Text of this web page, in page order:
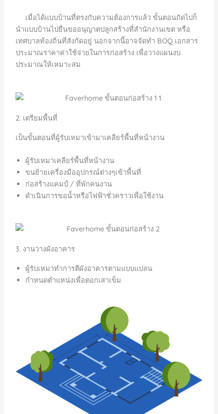
เมื่อได้แบบบ้านที่ตรงกับความต้องการแล้ว ขั้นตอนถัดไปก็
นำแบบบ้านไปยื่นขออนุญาตปลูกสร้างที่สำนักงานเขต หรือ
เทศบาลท้องถิ่นที่สังกัดอยู่ นอกจากนี้อาจจัดทำ BOQ เอกสาร
ประมาณราคาค่าใช้จ่ายในการก่อสร้าง เพื่อวางแผนงบ
ประมาณให้เหมาะสม
2. เตรียมพื้นที่
เป็นขั้นตอนที่ผู้รับเหมาเข้ามาเคลียร์พื้นที่หน้างาน
ผู้รับเหมาเคลียร์พื้นที่หน้างาน
ขนย้ายเครี่องมืออุปกรณ์ต่างๆเข้าพื้นที่
ก่อสร้างแคมป์ / ที่พักคนงาน
ดำเนินการขอน้ำหรือไฟฟ้าชั่วคราวเพื่อใช้งาน
3. งานวางผังอาคาร
ผู้รับเหมาทำการตีผังอาคารตามแบบแปลน
กำหนดตำแหน่งเพื่อตอกเสาเข็ม